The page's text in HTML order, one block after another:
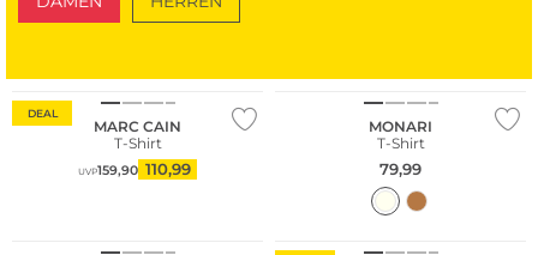
DEAL
MARC CAIN
T-Shirt
UVP159,90 110,99
MONARI
T-Shirt
79,99